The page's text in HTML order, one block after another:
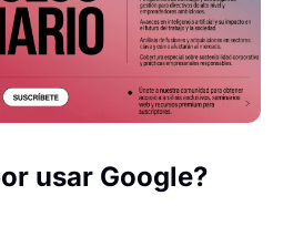
usar Google?